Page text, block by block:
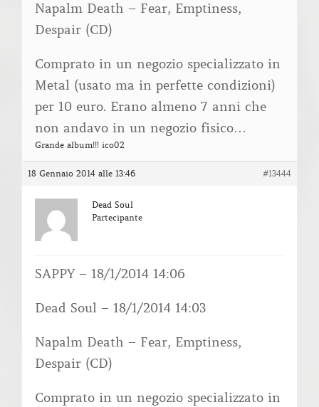
Napalm Death – Fear, Emptiness,
Despair (CD)
Comprato in un negozio specializzato in
Metal (usato ma in perfette condizioni)
per 10 euro. Erano almeno 7 anni che
non andavo in un negozio fisico…
Grande album!!! ico02
18 Gennaio 2014 alle 13:46 #13444
Dead Soul
Partecipante
SAPPY – 18/1/2014 14:06
Dead Soul – 18/1/2014 14:03
Napalm Death – Fear, Emptiness,
Despair (CD)
Comprato in un negozio specializzato in